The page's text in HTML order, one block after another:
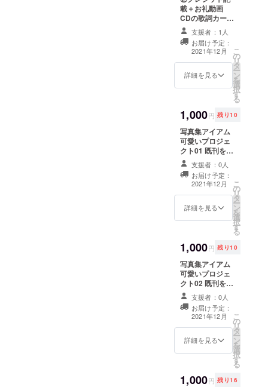
載＋お礼動画
CDの歌詞カード
へのお名前の記
載と、お礼動画
のセットです。
※支援時、必ず備
考欄にご希望の
お名前をご記入
支援者：1人
お届け予定：
2021年12月
詳細を見る
こ
の
リ
タ
ー
ン
を
選
択
す
る
1,000円 残り10
写真集アイアム
可愛いプロジェ
クト01 既刊を1
冊だけ買い損
なったあなた
へ。
支援者：0人
お届け予定：
2021年12月
詳細を見る
こ
の
リ
タ
ー
ン
を
選
択
す
る
1,000円 残り10
写真集アイアム
可愛いプロジェ
クト02 既刊を1
冊だけ買い逃し
てしまった貴方
へ。
支援者：0人
お届け予定：
2021年12月
詳細を見る
こ
の
リ
タ
ー
ン
を
選
択
す
る
1,000円 残り16